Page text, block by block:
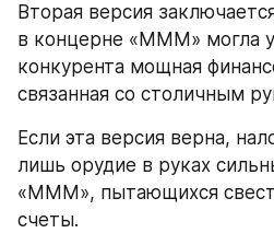
Вторая версия
в концерне «МММ» могла
конкурента мощная
связанная со столичным
Если эта версия верна,
лишь орудие в руках
«МММ», пытающихся
счеты.